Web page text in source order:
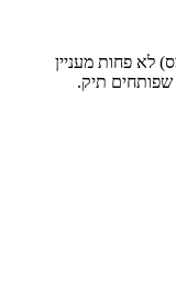
לא פחות מעניין
שפותחים תיק.